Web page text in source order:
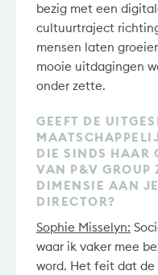
bezig met een
cultuurtraject
mensen laten
mooie uitdagingen
onder zette.
GEEFT DE
DIE SINDS HAAR
VAN P&V GROUP
DIMENSIE AAN
DIRECTOR?
Sophie Misselyn:
waar ik vaker mee
word. Het feit dat